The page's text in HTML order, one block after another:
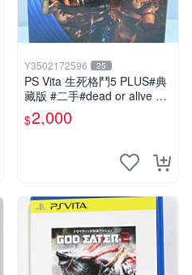
Y3502172596 25
PS Vita 生死格鬥5 PLUS#典
藏版 #二手#dead or alive 5+
#音樂CD未拆#電玩遊戲#格
鬥
$2,000